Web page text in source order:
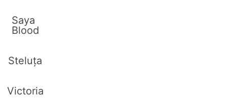
Saya
Blood
Steluța
Victoria